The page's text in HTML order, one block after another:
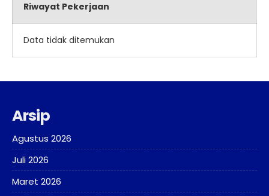
Riwayat Pekerjaan
Data tidak ditemukan
Arsip
Agustus 2026
Juli 2026
Maret 2026